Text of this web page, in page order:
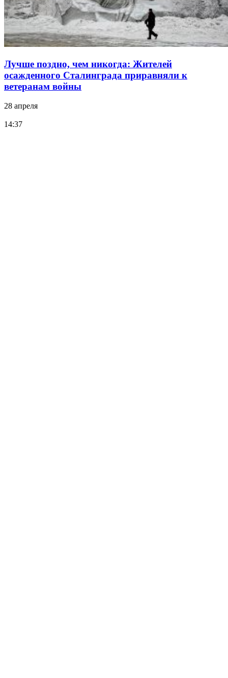
Лучше поздно, чем никогда: Жителей
осажденного Сталинграда приравняли к
ветеранам войны
28 апреля
14:37